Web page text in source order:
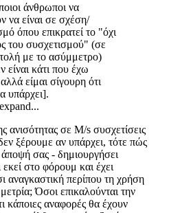
άνθρωποι να
να είναι σε σχέση/
όπου επικρατεί το "όχι
του συσχετισμού" (σε
με το ασύμμετρο)
είναι κάτι που έχω
είμαι σίγουρη ότι
υπάρχει].
ανισότητας σε M/s συσχετίσεις
ξέρουμε αν υπάρχει, τότε πώς
άποψή σας - δημιουργήσει
στο φόρουμ και έχει
αναγκαστική περίπου τη χρήση
Όσοι επικαλούνται την
κάποιες αναφορές θα έχουν